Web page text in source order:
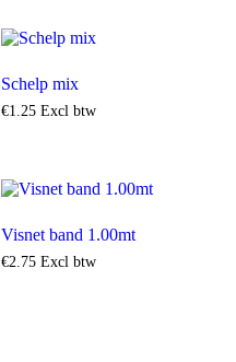
Schelp mix
€1 25 Excl btw
Visnet band 1.00mt
€2.75 Excl btw